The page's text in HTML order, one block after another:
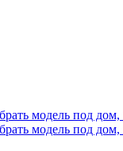
модель под
модель под